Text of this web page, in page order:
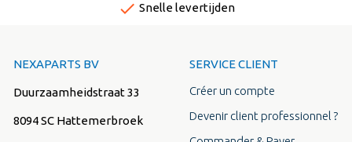
done Snelle levertijden
NEXAPARTS BV
Duurzaamheidstraat 33
8094 SC Hattemerbroek
SERVICE CLIENT
Créer un compte
Devenir client professionnel ?